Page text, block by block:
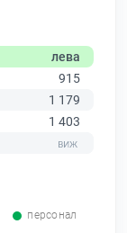
лева
915
1 179
1 403
персонал